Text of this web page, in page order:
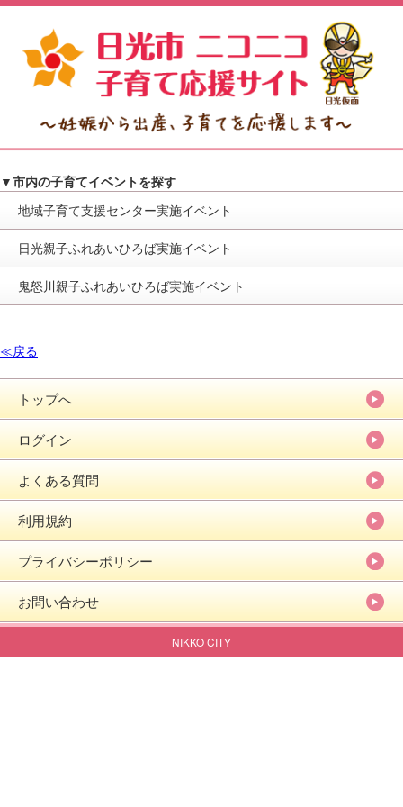
▼市内の子育てイベントを探す
地域子育て支援センター実施イベント
日光親子ふれあいひろば実施イベント
鬼怒川親子ふれあいひろば実施イベント
≪戻る
トップへ
ログイン
よくある質問
利用規約
プライバシーポリシー
お問い合わせ
NIKKO CITY